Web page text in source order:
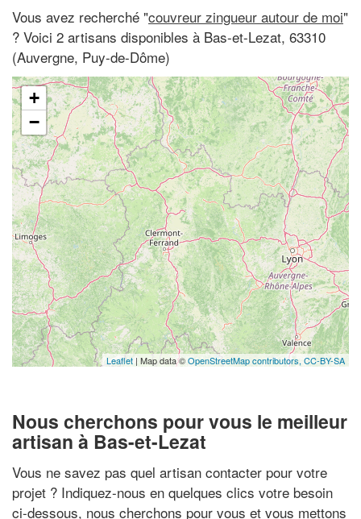
Vous avez recherché "couvreur zingueur autour de moi"
? Voici 2 artisans disponibles à Bas-et-Lezat, 63310
(Auvergne, Puy-de-Dôme)
+
−
Leaflet | Map data ©OpenStreetMap contributors, CC-BY-SA
Nous cherchons pour vous le meilleur
artisan à Bas-et-Lezat
Vous ne savez pas quel artisan contacter pour votre
projet ? Indiquez-nous en quelques clics votre besoin
ci-dessous, nous cherchons pour vous et vous mettons